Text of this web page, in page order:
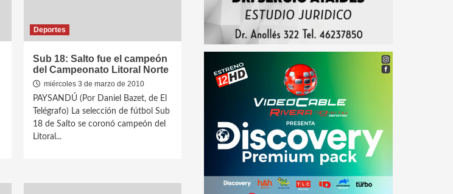
Deportes
Sub 18: Salto fue el campeón
del Campeonato Litoral Norte
miércoles 3 de marzo de 2010
PAYSANDÚ (Por Daniel Bazet, de El
Telégrafo) La selección de fútbol Sub
18 de Salto se coronó campeón del
Litoral...